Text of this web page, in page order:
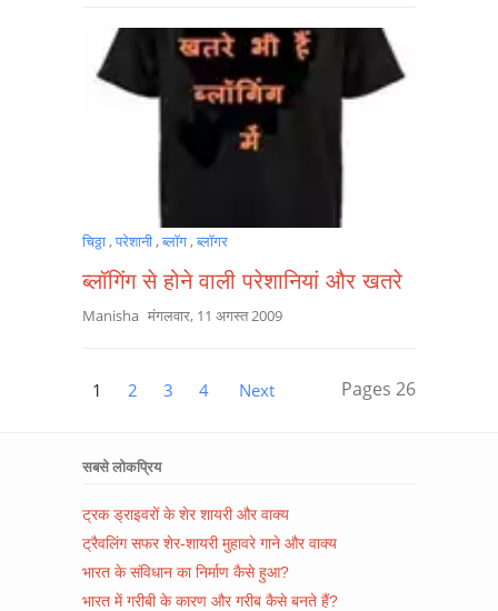
चिठ्ठा,परेशानी,ब्लॉग,ब्लॉगर
ब्लॉगिंग से होने वाली परेशानियां और खतरे
Manisha मंगलवार, 11 अगस्त 2009
Pages 26
1 2 3 4 Next
सबसे लोकप्रिय
ट्रक ड्राइवरों के शेर शायरी और वाक्य
ट्रैवलिंग सफर शेर-शायरी मुहावरे गाने और वाक्य
भारत के संविधान का निर्माण कैसे हुआ?
भारत में गरीबी के कारण और गरीब कैसे बनते हैं?